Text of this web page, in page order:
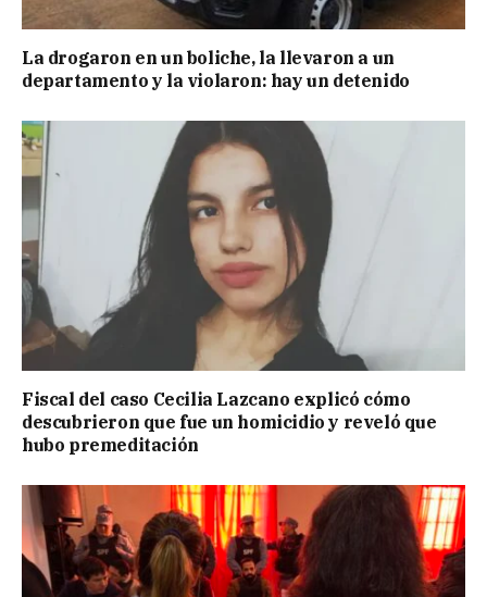
La drogaron en un boliche, la llevaron a un
departamento y la violaron: hay un detenido
Fiscal del caso Cecilia Lazcano explicó cómo
descubrieron que fue un homicidio y reveló que
hubo premeditación